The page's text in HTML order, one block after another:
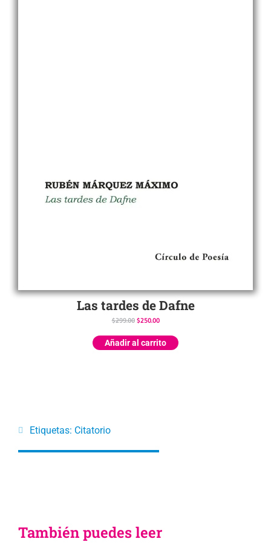
Las tardes de Dafne
$299.00 $250.00
Añadir al carrito
Etiquetas: Citatorio
También puedes leer